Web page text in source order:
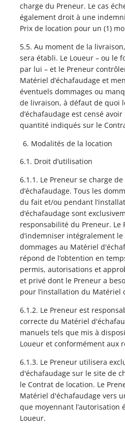
charge du Preneur. Le cas
également droit à une
Prix de location pour un (1)
5.5. Au moment de la
sera établi. Le Loueur – ou le
par lui – et le Preneur
Matériel d’échafaudage et
éventuels dommages ou
de livraison, à défaut de quoi
d’échafaudage est censé
quantité indiqués sur le
Modalités de la location
6.1. Droit d’utilisation
6.1.1. Le Preneur se charge
d’échafaudage. Tous les
du fait et/ou pendant
d’échafaudage sont
responsabilité du Preneur. Le
d’indemniser intégralement
dommages au Matériel
répond de l’obtention en
permis, autorisations et
et privé dont le Preneur a
pour l’installation du Matériel
6.1.2. Le Preneur est
correcte du Matériel
manuels tels que mis à
Loueur et conformément aux
6.1.3. Le Preneur utilisera
d'échafaudage sur le site de
le Contrat de location. Le
Matériel d'échafaudage vers
que moyennant l’autorisation
Loueur.